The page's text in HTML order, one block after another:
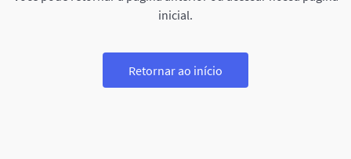
inicial.
Retornar ao início